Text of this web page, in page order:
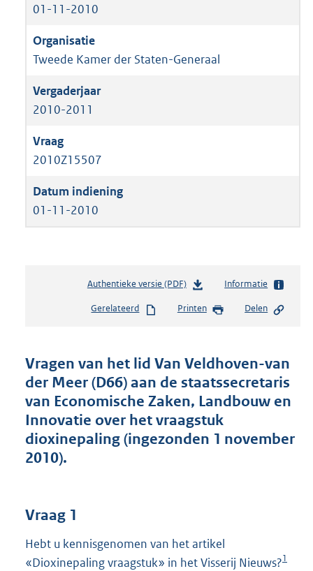
01-11-2010
Tweede Kamer der Staten-Generaal
2010-2011
2010Z15507
01-11-2010
Authentieke versie (PDF)b
s
n
d
s
g
r
o
o
K
b
Informatie
Gerelateerd Printen Delen
Vragen van het lid Van Veldhoven-van
der Meer (D66) aan de staatssecretaris
van Economische Zaken, Landbouw en
Innovatie over het vraagstuk
dioxinepaling (ingezonden 1 november
2010).
Vraag 1
Hebt u kennisgenomen van het artikel
«Dioxinepaling vraagstuk» in het Visserij Nieuws?1